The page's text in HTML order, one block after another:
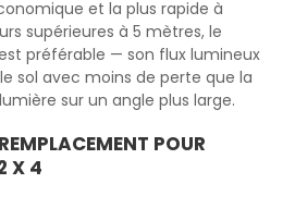
et la plus rapide à
supérieures à 5 mètres, le
préférable — son flux lumineux
sol avec moins de perte que la
sur un angle plus large.
POUR
X 4